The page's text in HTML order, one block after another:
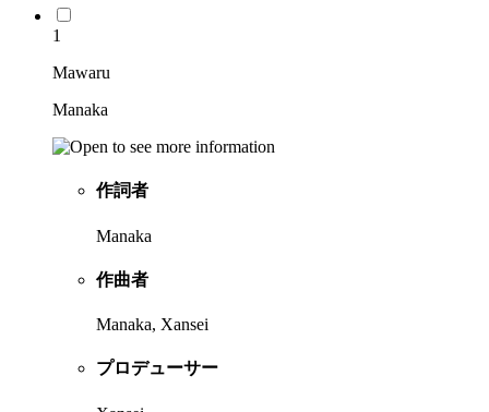
1
Mawaru
Manaka
作詞者
Manaka
作曲者
Manaka, Xansei
プロデューサー